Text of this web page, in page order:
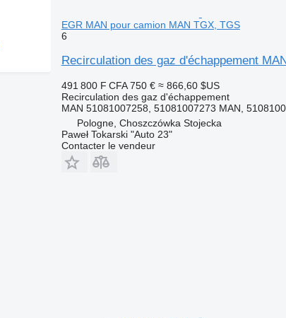
EGR MAN pour camion MAN TGX, TGS
6
Recirculation des gaz d'échappement
491 800 F CFA 750 € ≈ 866,60 $US
Recirculation des gaz d'échappement
MAN 51081007258, 51081007273 MAN,
Pologne, Choszczówka Stojecka
Paweł Tokarski "Auto 23"
Contacter le vendeur